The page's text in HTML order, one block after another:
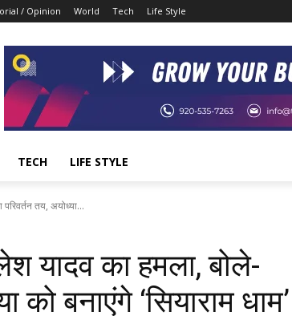
/ Opinion World Tech Life Style
TECH LIFE STYLE
तय, अयोध्या...
यादव का हमला, बोले-
को बनाएंगे ‘सियाराम धाम’